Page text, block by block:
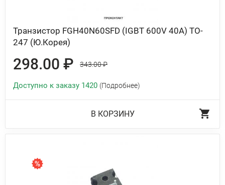
Транзистор FGH40N60SFD (IGBT 600V 40A) TO-
247 (Ю.Корея)
298.00 ₽ 343.00 ₽
Доступно к заказу 1420 (Подробнее)
В КОРЗИНУ